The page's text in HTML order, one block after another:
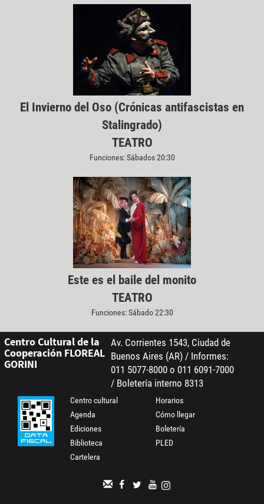
El Invierno del Oso (Crónicas antifascistas en
Stalingrado)
TEATRO
Funciones: Sábados 20:30
Este es el baile del monito
TEATRO
Funciones: Sábado 22:30
Centro Cultural de la
Cooperación FLOREAL
GORINI
Av. Corrientes 1543, Ciudad de
Buenos Aires (AR) / Informes:
011 5077-8000 o 011 6091-7000
/ Boletería interno 8313
Centro cultural
Agenda
Ediciones
Biblioteca
Cartelera
Horarios
Cómo llegar
Boletería
PLED